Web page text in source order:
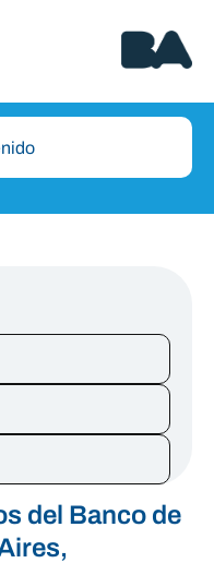
del Banco de